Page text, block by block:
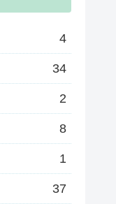
4
34
2
8
1
37